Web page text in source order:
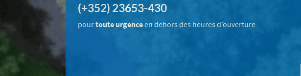
(+352) 23653-430
pourtoute urgenceen dehors des heures d’ouverture